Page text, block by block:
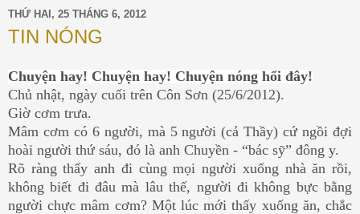
THỨ HAI, 25 THÁNG 6, 2012
TIN NÓNG
Chuyện hay! Chuyện hay! Chuyện nóng hổi đây!
Chủ nhật, ngày cuối trên Côn Sơn (25/6/2012).
Giờ cơm trưa.
Mâm cơm có 6 người, mà 5 người (cả Thầy) cứ ngồi đợi
hoài người thứ sáu, đó là anh Chuyền - “bác sỹ” đông y.
Rõ ràng thấy anh đi cùng mọi người xuống nhà ăn rồi,
không biết đi đâu mà lâu thế, người đi không bực bằng
người chực mâm cơm? Một lúc mới thấy xuống ăn, chắc